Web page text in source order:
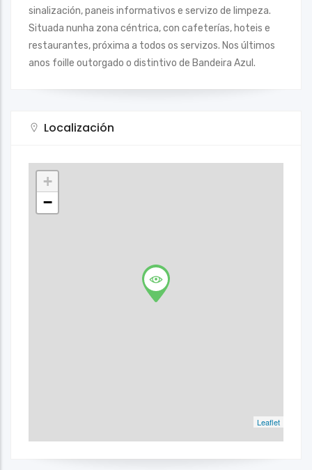
sinalización, paneis informativos e servizo de limpeza.
Situada nunha zona céntrica, con cafeterías, hoteis e
restaurantes, próxima a todos os servizos. Nos últimos
anos foille outorgado o distintivo de Bandeira Azul.
Localización
+
−
Leaflet